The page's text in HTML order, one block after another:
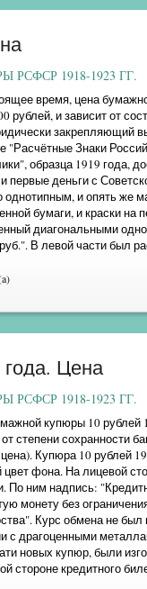
РСФСР 1918-1923 ГГ.
время, цена
рублей, и зависит от
закрепляющий
"Расчётные Знаки
образца 1919 года,
первые деньги с
однотипным, и опять же
бумаги, и краски
диагональными
В левой части был
Цена
РСФСР 1918-1923 ГГ.
купюры 10 рублей
от степени сохранности
Купюра 10 рублей
цвет фона. На лицевой
По ним надпись:
монету без
Курс обмена не был
с драгоценными
новых купюр, были
стороне кредитного